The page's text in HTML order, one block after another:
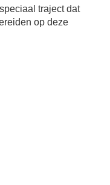
traject dat
op deze